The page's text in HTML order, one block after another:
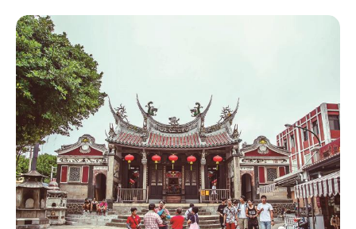
は、21カ所にも達します。住宅には閩南地方特有
の三合院の建築様式が用いられています。至ると
ころで素朴そのものの古い家が見かけられ、懐か
しい雰囲気に包まれています。